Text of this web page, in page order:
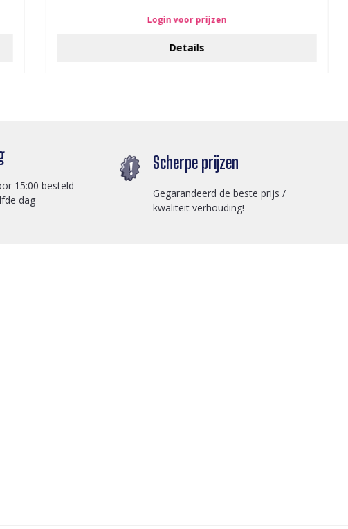
Login voor prijzen
Details
15:00 besteld
dag
Scherpe prijzen
Gegarandeerd de beste prijs /
kwaliteit verhouding!